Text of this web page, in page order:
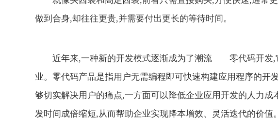
做到合身,却往往更贵,并需要付出更长的等待时间。
近年来,一种新的开发模式逐渐成为了潮流——零代码开发,
业。零代码产品是指用户无需编程即可快速构建应用程序的开
够切实解决用户的痛点,一方面可以降低企业应用开发的人力
发时间成倍缩短,从而帮助企业实现降本增效、灵活迭代的价值。